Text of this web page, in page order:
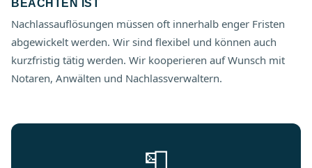
BEACHTEN IST
Nachlassauflösungen müssen oft innerhalb enger Fristen
abgewickelt werden. Wir sind flexibel und können auch
kurzfristig tätig werden. Wir kooperieren auf Wunsch mit
Notaren, Anwälten und Nachlassverwaltern.
📮